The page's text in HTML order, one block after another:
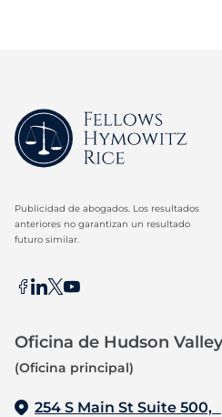
Publicidad de abogados. Los resultados
anteriores no garantizan un resultado
futuro similar.
Oficina de Hudson Valley
(Oficina principal)
254 S Main St Suite 500,